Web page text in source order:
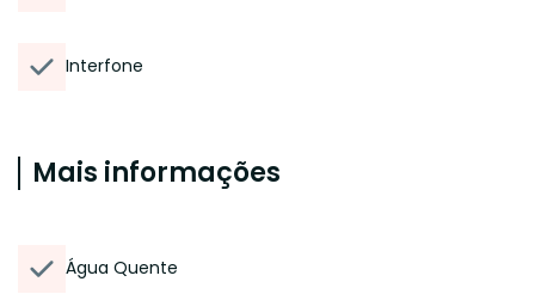
Interfone
Mais informações
Água Quente